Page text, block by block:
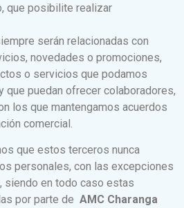
que posibilite realizar
serán relacionadas con
novedades o promociones,
o servicios que podamos
que puedan ofrecer colaboradores,
los que mantengamos acuerdos
comercial.
que estos terceros nunca
personales, con las excepciones
siendo en todo caso estas
por parte de AMC Charanga